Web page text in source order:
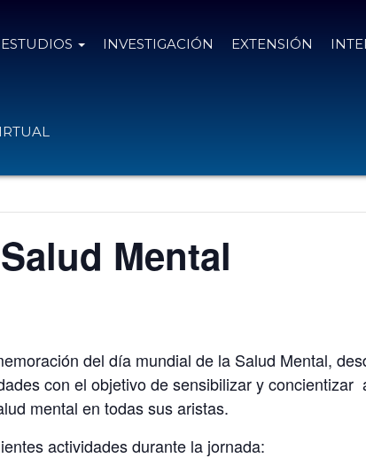
ESTUDIOS INVESTIGACIÓN EXTENSIÓN
Mental
del día mundial de la Salud Mental,
con el objetivo de sensibilizar y
mental en todas sus aristas.
actividades durante la jornada: